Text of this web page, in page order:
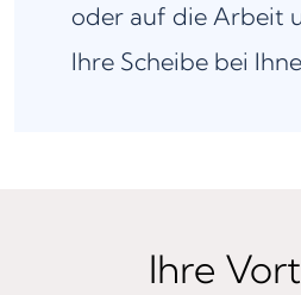
oder auf die Arbeit
Ihre Scheibe bei
Ihre